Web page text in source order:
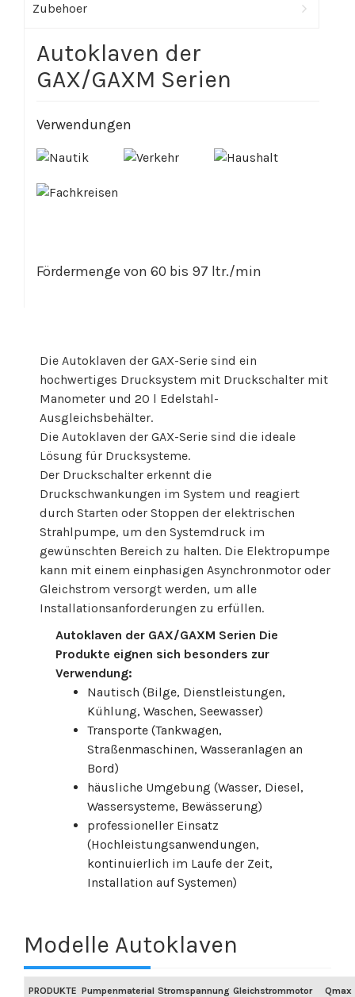
Zubehoer
Autoklaven der
GAX/GAXM Serien
Verwendungen
Fördermenge von 60 bis 97 ltr./min
Die Autoklaven der GAX-Serie sind ein
hochwertiges Drucksystem mit Druckschalter mit
Manometer und 20 l Edelstahl-
Ausgleichsbehälter.
Die Autoklaven der GAX-Serie sind die ideale
Lösung für Drucksysteme.
Der Druckschalter erkennt die
Druckschwankungen im System und reagiert
durch Starten oder Stoppen der elektrischen
Strahlpumpe, um den Systemdruck im
gewünschten Bereich zu halten. Die Elektropumpe
kann mit einem einphasigen Asynchronmotor oder
Gleichstrom versorgt werden, um alle
Installationsanforderungen zu erfüllen.
Autoklaven der GAX/GAXM Serien Die
Produkte eignen sich besonders zur
Verwendung:
Nautisch (Bilge, Dienstleistungen,
Kühlung, Waschen, Seewasser)
Transporte (Tankwagen,
Straßenmaschinen, Wasseranlagen an
Bord)
häusliche Umgebung (Wasser, Diesel,
Wassersysteme, Bewässerung)
professioneller Einsatz
(Hochleistungsanwendungen,
kontinuierlich im Laufe der Zeit,
Installation auf Systemen)
Modelle Autoklaven
PRODUKTE Pumpenmaterial Stromspannung Gleichstrommotor Qmax